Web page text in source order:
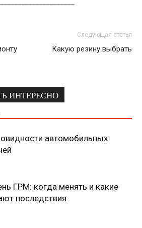
Следующая статья
Какую резину выбрать
ИНТЕРЕСНО
автомобильных
ГРМ: когда менять и какие
последствия